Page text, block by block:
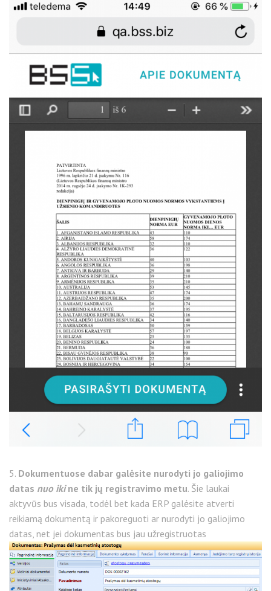
5. Dokumentuose dabar galėsite nurodyti jo galiojimo
datas nuo ikine tik jų registravimo metu. Šie laukai
aktyvūs bus visada, todėl bet kada ERP galėsite atverti
reikiamą dokumentą ir pakoreguoti ar nurodyti jo galiojimo
datas, net jei dokumentas bus jau užregistruotas